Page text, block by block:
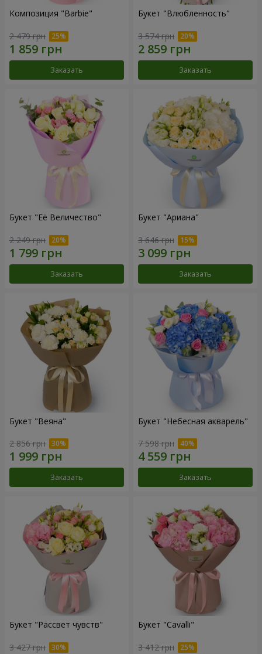
Композиция "Barbie"
2 479 грн
Заказать
Букет "Влюбленность"
3 574 грн
Заказать
Букет "Её Величество"
2 249 грн
Заказать
Букет "Ариана"
3 646 грн
Заказать
Букет "Веяна"
2 856 грн
Заказать
Букет "Небесная акварель"
7 598 грн
Заказать
Букет "Рассвет чувств"
3 427 грн
Букет "Cаvalli"
3 412 грн